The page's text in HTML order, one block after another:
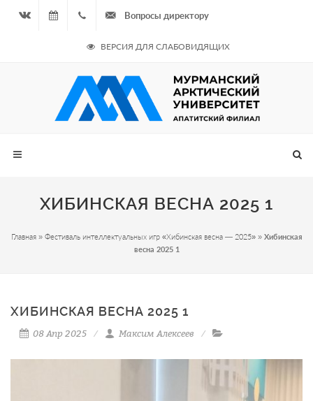
08.08.2026
- Чётная
неделя
964
687
Вопросы директору
ВЕРСИЯ ДЛЯ СЛАБОВИДЯЩИХ
ХИБИНСКАЯ ВЕСНА 2025 1
Главная» Фестиваль интеллектуальных игр «Хибинская весна — 2025»» Хибинская
весна 2025 1
ХИБИНСКАЯ ВЕСНА 2025 1
08 Апр 2025 Максим Алексеев